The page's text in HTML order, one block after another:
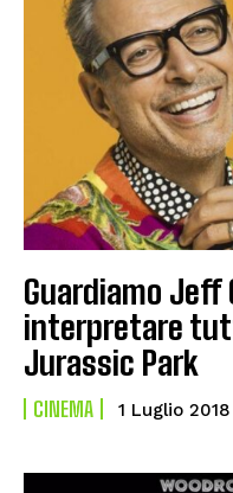
Guardiamo Jeff
interpretare
Jurassic Park
CINEMA 1 Luglio 2018